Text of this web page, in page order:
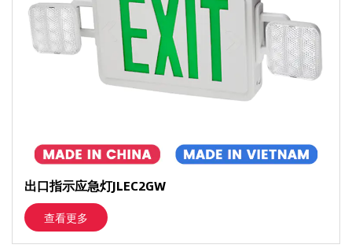
出口指示应急灯JLEC2GW
查看更多